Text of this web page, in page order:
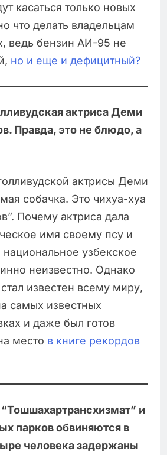
касаться только новых
что делать владельцам
ведь бензин АИ-95 не
но и еще и дефицитный?
актриса Деми
Правда, это не блюдо, а
актрисы Деми
собачка. Это чихуа-хуа
Почему актриса дала
имя своему псу и
национальное узбекское
неизвестно. Однако
известен всему миру,
самых известных
и даже был готов
место в книге рекордов
и
парков обвиняются в
человека задержаны